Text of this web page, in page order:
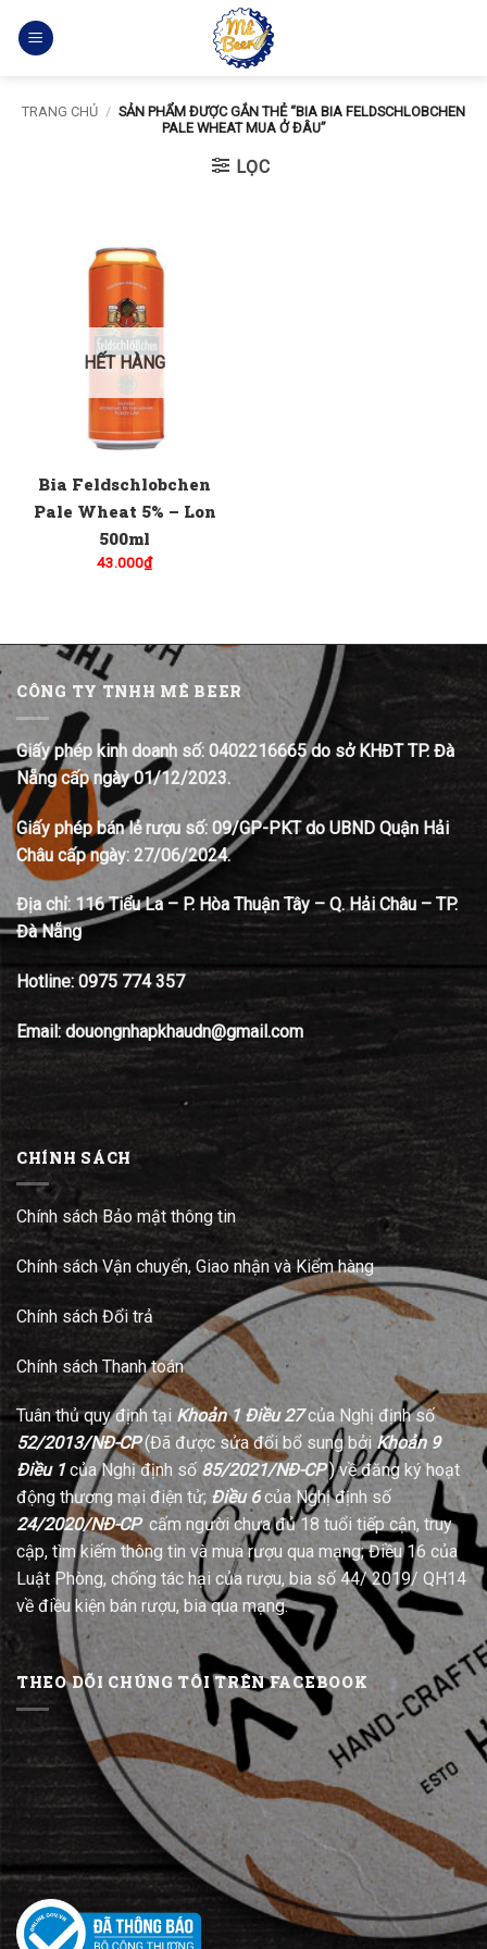
qua
TRANG CHỦ / SẢN PHẨM ĐƯỢC GẮN THẺ “BIA BIA FELDSCHLOBCHEN
PALE WHEAT MUA Ở ĐÂU”
LỌC
HẾT HÀNG
Bia Feldschlobchen
Pale Wheat 5% – Lon
500ml
43.000₫
CÔNG TY TNHH MÊ BEER
Giấy phép kinh doanh số: 0402216665 do sở KHĐT TP. Đà
Nẵng cấp ngày 01/12/2023.
Giấy phép bán lẻ rượu số: 09/GP-PKT do UBND Quận Hải
Châu cấp ngày: 27/06/2024.
Địa chỉ: 116 Tiểu La – P. Hòa Thuận Tây – Q. Hải Châu – TP.
Đà Nẵng
Hotline: 0975 774 357
Email: douongnhapkhaudn@gmail.com
CHÍNH SÁCH
Chính sách Bảo mật thông tin
Chính sách Vận chuyển, Giao nhận và Kiểm hàng
Chính sách Đổi trả
Chính sách Thanh toán
Tuân thủ quy định tại Khoản 1 Điều 27của Nghị định số
52/2013/NĐ-CP(Đã được sửa đổi bổ sung bởi Khoản 9
Điều 1của Nghị định số 85/2021/NĐ-CP) về đăng ký hoạt
động thương mại điện tử; Điều 6của Nghị định số
24/2020/NĐ-CPcấm người chưa đủ 18 tuổi tiếp cận, truy
cập, tìm kiếm thông tin và mua rượu qua mạng; Điều 16 của
Luật Phòng, chống tác hại của rượu, bia số 44/ 2019/ QH14
về điều kiện bán rượu, bia qua mạng.
THEO DÕI CHÚNG TÔI TRÊN FACEBOOK